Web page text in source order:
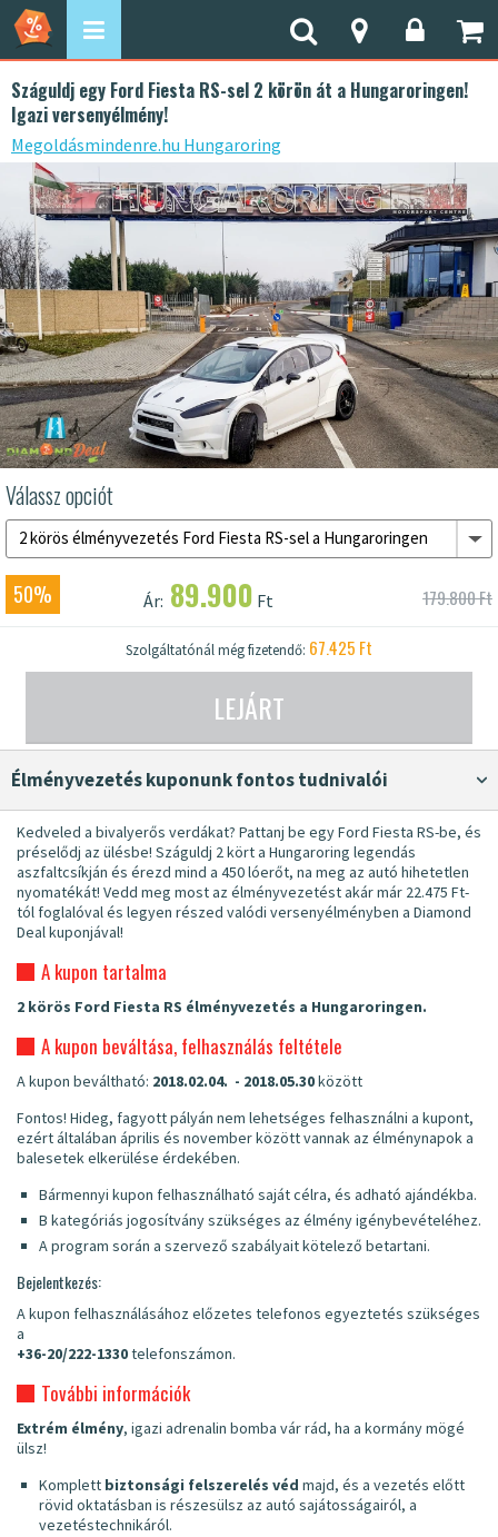
Száguldj egy Ford Fiesta RS-sel 2 körön át a Hungaroringen!
Igazi versenyélmény!
Megoldásmindenre.hu Hungaroring
Válassz opciót
2 körös élményvezetés Ford Fiesta RS-sel a Hungaroringen
50% Ár: 89.900 Ft 179.800 Ft
Szolgáltatónál még fizetendő: 67.425 Ft
LEJÁRT
élményvezetés kuponunk fontos tudnivalói
Kedveled a bivalyerős verdákat? Pattanj be egy Ford Fiesta RS-be, és
préselődj az ülésbe! Száguldj 2 kört a Hungaroring legendás
aszfaltcsíkján és érezd mind a 450 lóerőt, na meg az autó hihetetlen
nyomatékát! Vedd meg most az élményvezetést akár már 22.475 Ft-
tól foglalóval és legyen részed valódi versenyélményben a Diamond
Deal kuponjával!
A kupon tartalma
2 körös Ford Fiesta RS élményvezetés a Hungaroringen.
A kupon beváltása, felhasználás feltétele
A kupon beváltható: 2018.02.04. - 2018.05.30között
Fontos! Hideg, fagyott pályán nem lehetséges felhasználni a kupont,
ezért általában április és november között vannak az élménynapok a
balesetek elkerülése érdekében.
Bármennyi kupon felhasználható saját célra, és adható ajándékba.
B kategóriás jogosítvány szükséges az élmény igénybevételéhez.
A program során a szervező szabályait kötelező betartani.
Bejelentkezés:
A kupon felhasználásához előzetes telefonos egyeztetés szükséges
a
+36-20/222-1330telefonszámon.
További információk
Extrém élmény, igazi adrenalin bomba vár rád, ha a kormány mögé
ülsz!
Komplett biztonsági felszerelés véd majd, és a vezetés előtt
rövid oktatásban is részesülsz az autó sajátosságairól, a
vezetéstechnikáról.